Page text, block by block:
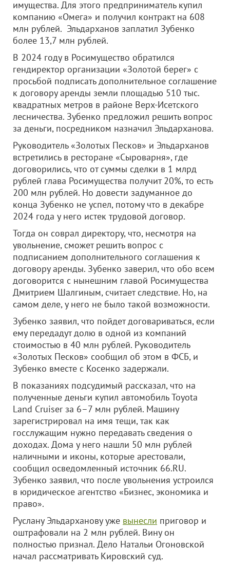
имущества. Для этого предприниматель купил
компанию «Омега» и получил контракт на 608
млн рублей. Эльдарханов заплатил Зубенко
более 13,7 млн рублей.
В 2024 году в Росимущество обратился
гендиректор организации «Золотой берег» с
просьбой подписать дополнительное соглашение
к договору аренды земли площадью 510 тыс.
квадратных метров в районе Верх‑Исетского
лесничества. Зубенко предложил решить вопрос
за деньги, посредником назначил Эльдарханова.
Руководитель «Золотых Песков» и Эльдарханов
встретились в ресторане «Сыроварня», где
договорились, что от суммы сделки в 1 млрд
рублей глава Росимущества получит 20%, то есть
200 млн рублей. Но довести задуманное до
конца Зубенко не успел, потому что в декабре
2024 года у него истек трудовой договор.
Тогда он соврал директору, что, несмотря на
увольнение, сможет решить вопрос с
подписанием дополнительного соглашения к
договору аренды. Зубенко заверил, что обо всем
договорится с нынешним главой Росимущества
Дмитрием Шалгиным, считает следствие. Но, на
самом деле, у него не было такой возможности.
Зубенко заявил, что пойдет договариваться, если
ему передадут долю в одной из компаний
стоимостью в 40 млн рублей. Руководитель
«Золотых Песков» сообщил об этом в ФСБ, и
Зубенко вместе с Косенко задержали.
В показаниях подсудимый рассказал, что на
полученные деньги купил автомобиль Toyota
Land Cruiser за 6–7 млн рублей. Машину
зарегистрировал на имя тещи, так как
госслужащим нужно передавать сведения о
доходах. Дома у него нашли 50 млн рублей
наличными и иконы, которые арестовали,
сообщил осведомленный источник 66.RU.
Зубенко заявил, что после увольнения устроился
в юридическое агентство «Бизнес, экономика и
право».
Руслану Эльдарханову уже вынесли приговор и
оштрафовали на 2 млн рублей. Вину он
полностью признал. Дело Натальи Огоновской
начал рассматривать Кировский суд.